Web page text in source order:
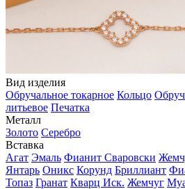
Вид изделия
Обручальное токарное Кольцо
литьевое Печатка
Металл
Золото Серебро
Вставка
Агат Эмаль Фианит Сваровски
Янтарь Оникс Корунд Бриллиант
Топаз Гранат Кварц Иск. Жемчуг